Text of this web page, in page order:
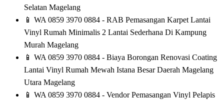
Selatan Magelang
📱 WA 0859 3970 0884 - RAB Pemasangan Karpet Lantai
Vinyl Rumah Minimalis 2 Lantai Sederhana Di Kampung
Murah Magelang
📱 WA 0859 3970 0884 - Biaya Borongan Renovasi Coating
Lantai Vinyl Rumah Mewah Istana Besar Daerah Magelang
Utara Magelang
📱 WA 0859 3970 0884 - Vendor Pemasangan Vinyl Pelapis